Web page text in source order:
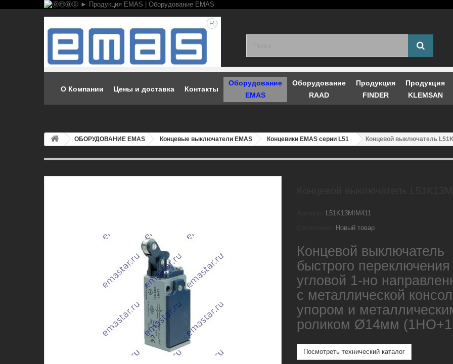
О Компании Цены и доставка Контакты
Оборудование
EMAS
Оборудование
RAAD
Продукция
FINDER
Продукция
KLEMSAN
ОБОРУДОВАНИЕ EMAS Концевые выключатели EMAS Концевики EMAS серии L51 Концевой выключатель
L51K13MIM411
Новый товар
Концевой выключатель
быстрого переключения
угловой 1-но
с металлической
упором и
роликом Ø14мм
Посмотреть технический каталог